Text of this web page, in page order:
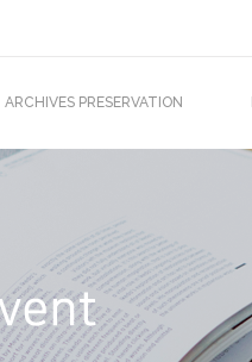
ARCHIVES PRESERVATION
소독 서비스